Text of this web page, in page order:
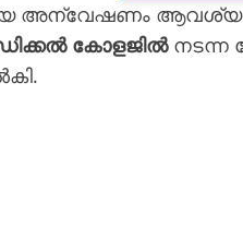
അന്വേഷണം
കോളജിൽനടന്ന